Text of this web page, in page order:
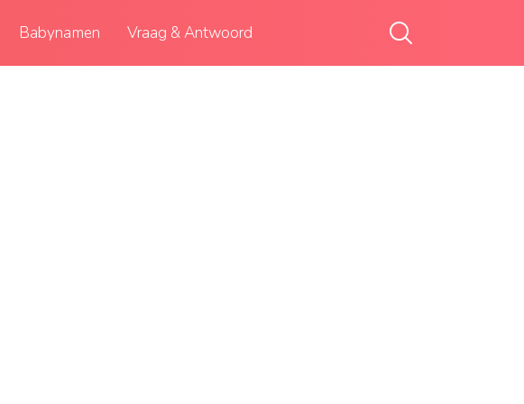
Babynamen Vraag & Antwoord